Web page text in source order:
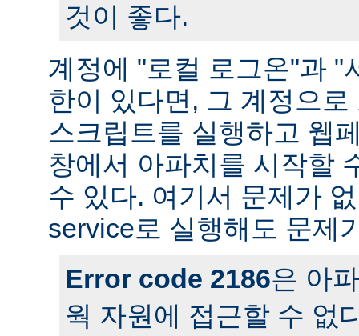
것이 좋다.
계정에 "로컬 로그온"과 "
한이 있다면, 그 계정으
스크립트를 실행하고 웹
창에서 아파치를 시작할
수 있다. 여기서 문제가
service로 실행해도 문제
Error code 2186은 아
웍 자원에 접근할 수 없